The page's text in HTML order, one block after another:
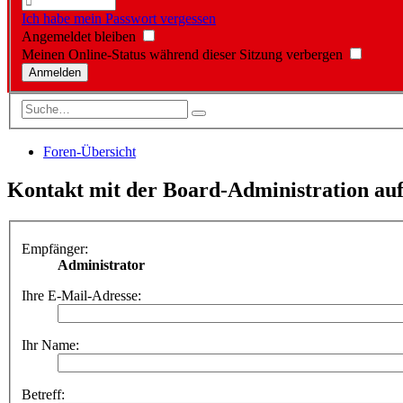
Ich habe mein Passwort vergessen
Angemeldet bleiben
Meinen Online-Status während dieser Sitzung verbergen
Foren-Übersicht
Kontakt mit der Board-Administration
Empfänger:
Administrator
Ihre E-Mail-Adresse:
Ihr Name:
Betreff: